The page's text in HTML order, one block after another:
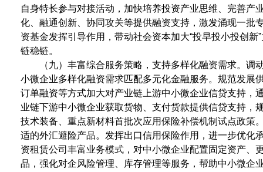
自身特长参与对接活动，加快培养投资产业思维、完善产
化、融通创新、协同攻关等提供融资支持，激发涌现一批
资基金发挥引导作用，带动社会资本加大“投早投小投创
链稳链。
（九）丰富综合服务策略，支持多样化融资需求。
小微企业多样化融资需求匹配多元化金融服务。规范发展
订单融资等方式加大对产业链上游中小微企业信贷支持，
业链下游中小微企业获取货物、支付货款提供信贷支持，
技术装备、重点新材料首批次应用保险补偿机制试点政策
适的外汇避险产品。发挥出口信用保险作用，进一步优化
资租赁公司丰富业务模式，对中小微企业配置固定资产、
品，强化对企风险管理、库存管理等服务，帮助中小微企